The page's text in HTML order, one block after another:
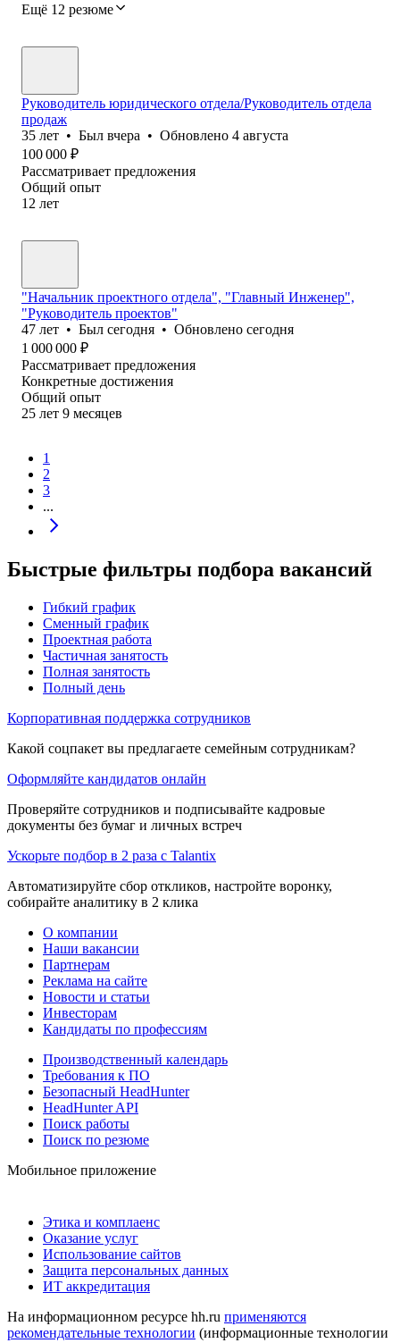
Ещё 12 резюме
Руководитель юридического отдела/Руководитель отдела
продаж
35 лет • Был вчера • Обновлено 4 августа
100 000 ₽
Рассматривает предложения
Общий опыт
12 лет
"Начальник проектного отдела", "Главный Инженер",
"Руководитель проектов"
47 лет • Был сегодня • Обновлено сегодня
1 000 000 ₽
Рассматривает предложения
Конкретные достижения
Общий опыт
25 лет 9 месяцев
1
2
3
...
Быстрые фильтры подбора вакансий
Гибкий график
Сменный график
Проектная работа
Частичная занятость
Полная занятость
Полный день
Корпоративная поддержка сотрудников
Какой соцпакет вы предлагаете семейным сотрудникам?
Оформляйте кандидатов онлайн
Проверяйте сотрудников и подписывайте кадровые
документы без бумаг и личных встреч
Ускорьте подбор в 2 раза с Talantix
Автоматизируйте сбор откликов, настройте воронку,
собирайте аналитику в 2 клика
О компании
Наши вакансии
Партнерам
Реклама на сайте
Новости и статьи
Инвесторам
Кандидаты по профессиям
Производственный календарь
Требования к ПО
Безопасный HeadHunter
HeadHunter API
Поиск работы
Поиск по резюме
Мобильное приложение
Этика и комплаенс
Оказание услуг
Использование сайтов
Защита персональных данных
ИТ аккредитация
На информационном ресурсе hh.ru применяются
рекомендательные технологии (информационные технологии